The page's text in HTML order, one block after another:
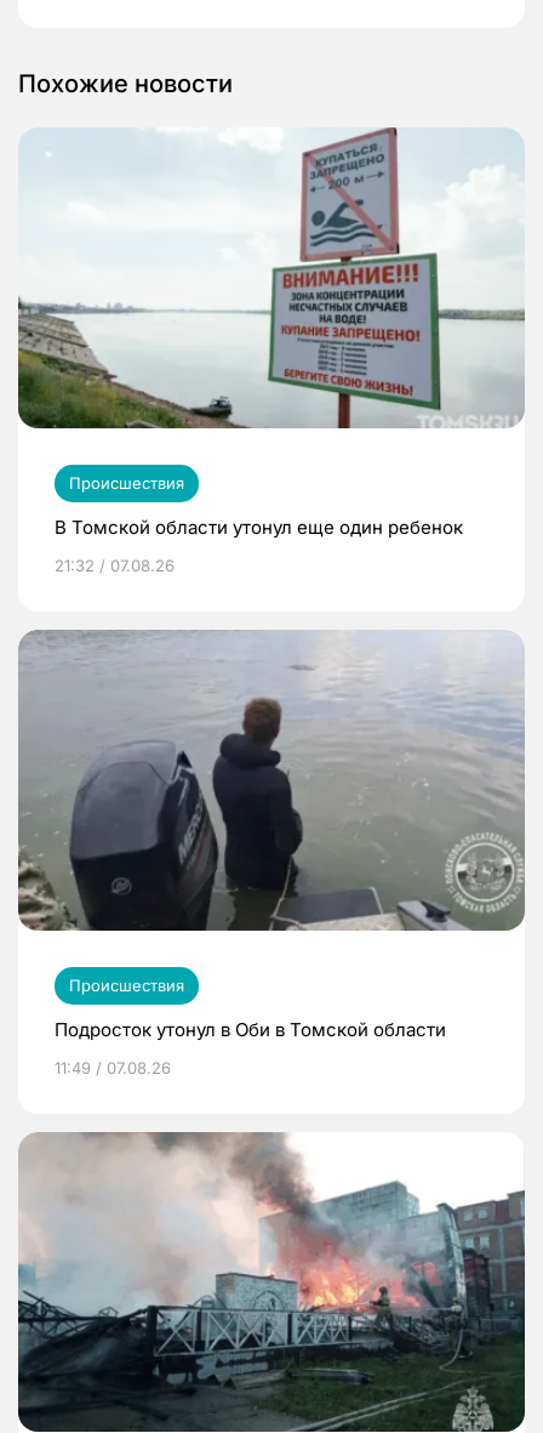
Похожие новости
Происшествия
В Томской области утонул еще один ребенок
21:32 / 07.08.26
Происшествия
Подросток утонул в Оби в Томской области
11:49 / 07.08.26